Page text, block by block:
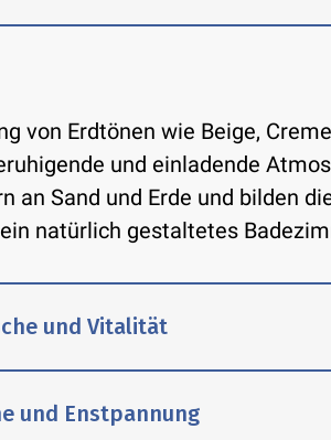
von Erdtönen wie Beige,
und einladende
an Sand und Erde und bilden
natürlich gestaltetes
und Vitalität
und Enstpannung